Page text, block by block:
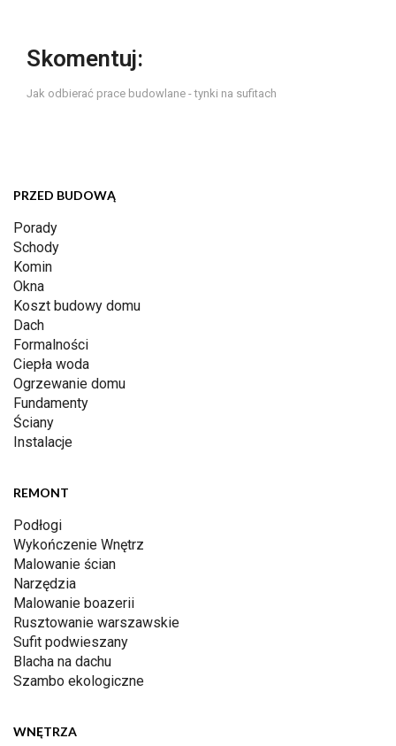
Skomentuj:
Jak odbierać prace budowlane - tynki na sufitach
PRZED BUDOWĄ
Porady
Schody
Komin
Okna
Koszt budowy domu
Dach
Formalności
Ciepła woda
Ogrzewanie domu
Fundamenty
Ściany
Instalacje
REMONT
Podłogi
Wykończenie Wnętrz
Malowanie ścian
Narzędzia
Malowanie boazerii
Rusztowanie warszawskie
Sufit podwieszany
Blacha na dachu
Szambo ekologiczne
WNĘTRZA